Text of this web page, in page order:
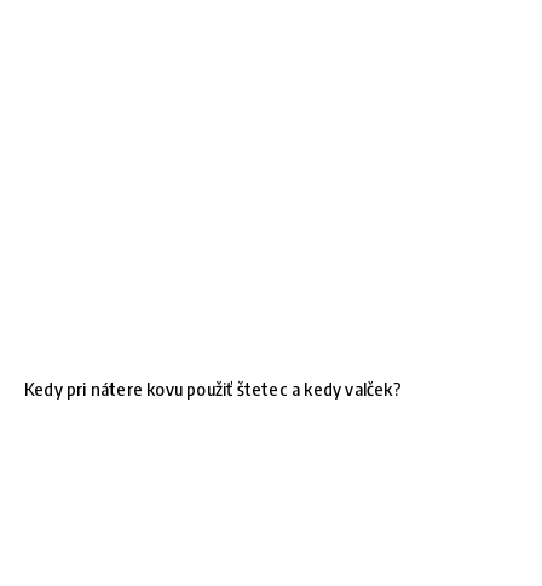
Kedy pri nátere kovu použiť štetec a kedy valček?